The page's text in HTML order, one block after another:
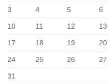
3 4 5 6
10 11 12 13
17 18 19 20
24 25 26 27
31